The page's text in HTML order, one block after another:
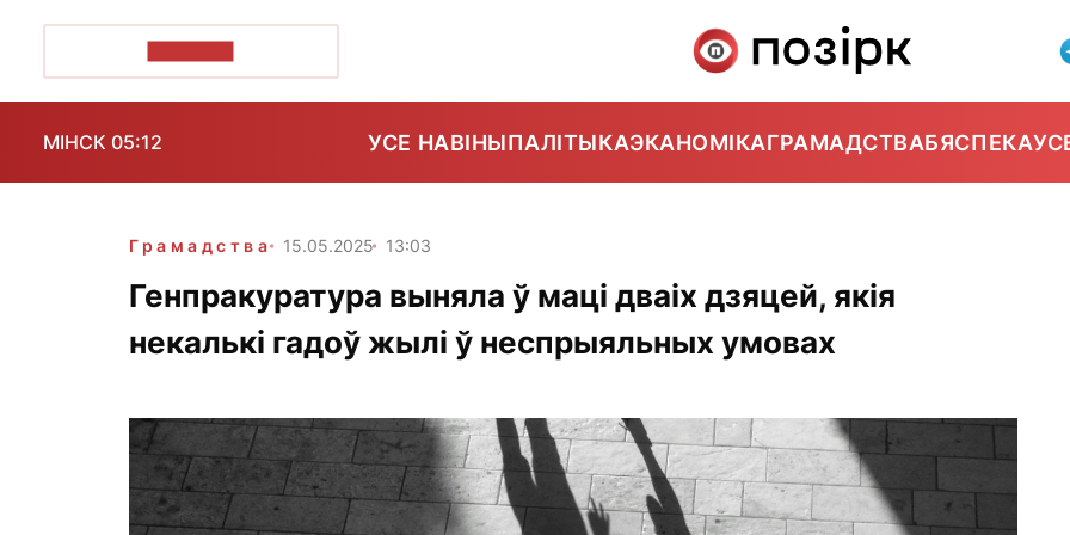
МІНСК 05:12 УСЕ НАВІНЫПАЛІТЫКАЭКАНОМІКАГРАМАДСТВАБЯСПЕКА
Грамадства 15.05.2025 13:03
Генпракуратура выняла ў маці дваіх дзяцей, якія
некалькі гадоў жылі ў неспрыяльных умовах